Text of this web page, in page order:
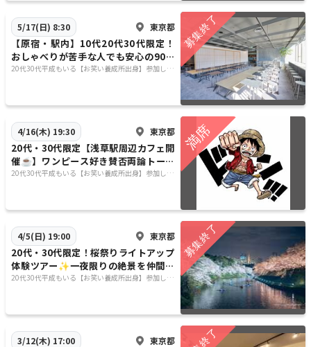
5/17(日) 8:30 東京都
【原宿・駅内】10代20代30代限定！
おしゃべりが苦手な人でも安心の90分
ゆるカフェ会 with 心落ち着く朝時間
20代30代平成もいる【お笑い養成所出身】参加しや
4/16(木) 19:30 東京都
20代・30代限定【浅草駅周辺カフェ開
催☕】ワンピース好き賛否両論トーク
会【1時間・6名限定】
20代30代平成もいる【お笑い養成所出身】参加しや
4/5(日) 19:00 東京都
20代・30代限定！桜祭りライトアップ
体験ツアー✨一夜限りの絶景を仲間と
楽しもう
20代30代平成もいる【お笑い養成所出身】参加しや
3/12(木) 17:00 東京都